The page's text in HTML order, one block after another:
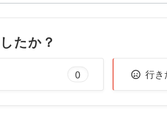
たか？
0 行き